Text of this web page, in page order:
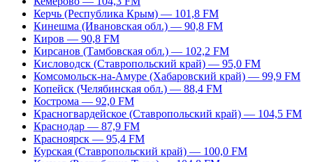
Керчь (Республика Крым) — 101,8 FM
Кинешма (Ивановская обл.) — 90,8 FM
Киров — 90,8 FM
Кирсанов (Тамбовская обл.) — 102,2 FM
Кисловодск (Ставропольский край) — 95,0 FM
Комсомольск-на-Амуре (Хабаровский край) — 99,9 FM
Копейск (Челябинская обл.) — 88,4 FM
Кострома — 92,0 FM
Красногвардейское (Ставропольский край) — 104,5 FM
Краснодар — 87,9 FM
Красноярск — 95,4 FM
Курская (Ставропольский край) — 100,0 FM